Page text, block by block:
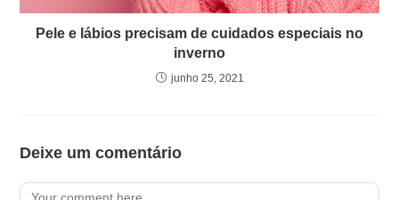
Pele e lábios precisam de cuidados especiais no
inverno
junho 25, 2021
Deixe um comentário
Comment